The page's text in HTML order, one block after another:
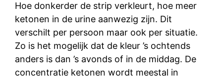
Hoe donkerder de strip verkleurt, hoe meer
ketonen in de urine aanwezig zijn. Dit
verschilt per persoon maar ook per situatie.
Zo is het mogelijk dat de kleur ’s ochtends
anders is dan ’s avonds of in de middag. De
concentratie ketonen wordt meestal in